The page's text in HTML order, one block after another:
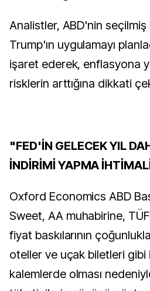
Analistler, ABD'nin seçilmiş
Trump'ın uygulamayı
işaret ederek, enflasyona
risklerin arttığına dikkati
"FED'İN GELECEK YIL
İNDİRİMİ YAPMA
Oxford Economics ABD
Sweet, AA muhabirine,
fiyat baskılarının
oteller ve uçak biletleri gibi
kalemlerde olması